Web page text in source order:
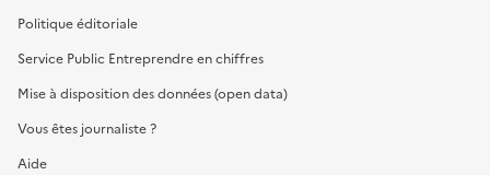
Politique éditoriale
Service Public Entreprendre en chiffres
Mise à disposition des données (open data)
Vous êtes journaliste ?
Aide